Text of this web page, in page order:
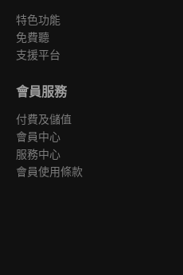
特色功能
免費聽
支援平台
會員服務
付費及儲值
會員中心
服務中心
會員使用條款